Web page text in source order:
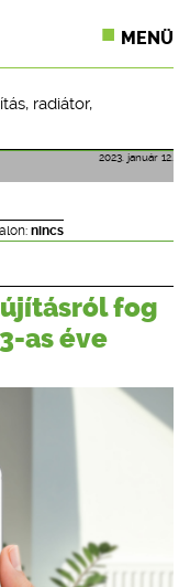
MENÜ
, radiátor,
2023. január 12.
nincs
fog
as éve